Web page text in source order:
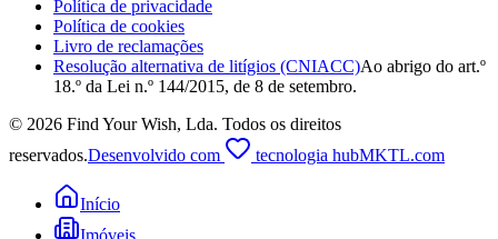
Política de privacidade
Política de cookies
Livro de reclamações
Resolução alternativa de litígios (CNIACC)Ao abrigo do art.º
18.º da Lei n.º 144/2015, de 8 de setembro.
© 2026 Find Your Wish, Lda. Todos os direitos
reservados.Desenvolvido com tecnologia hubMKTL.com
Início
Imóveis